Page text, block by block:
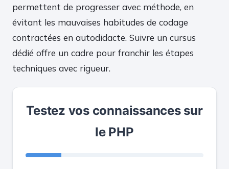
permettent de progresser avec méthode, en
évitant les mauvaises habitudes de codage
contractées en autodidacte. Suivre un cursus
dédié offre un cadre pour franchir les étapes
techniques avec rigueur.
Testez vos connaissances sur
le PHP